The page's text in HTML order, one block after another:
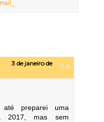
3 de janeiro de
até preparei uma
2017, mas sem